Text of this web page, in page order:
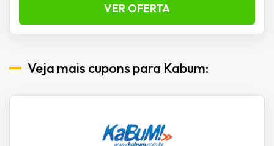
VER OFERTA
Veja mais cupons para Kabum: